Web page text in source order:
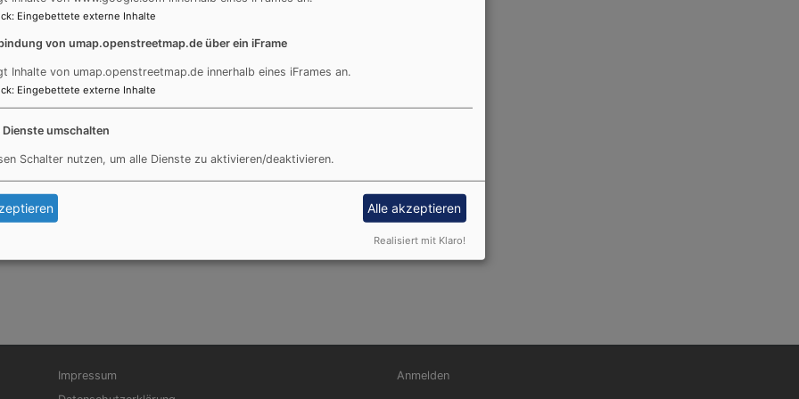
Pfarrerin in Steinheim/Nersingen
in den Kirchengemeinden Holzschwang-Hausen, Reutti und Steinheim
Fußbereichsmenü
Impressum
Benutzermenü
Anmelden
: Eingebettete externe Inhalte
von umap.openstreetmap.de über ein iFrame
Inhalte von umap.openstreetmap.de innerhalb eines iFrames an.
: Eingebettete externe Inhalte
Dienste umschalten
Schalter nutzen, um alle Dienste zu aktivieren/deaktivieren.
Alle akzeptieren
Realisiert mit Klaro!